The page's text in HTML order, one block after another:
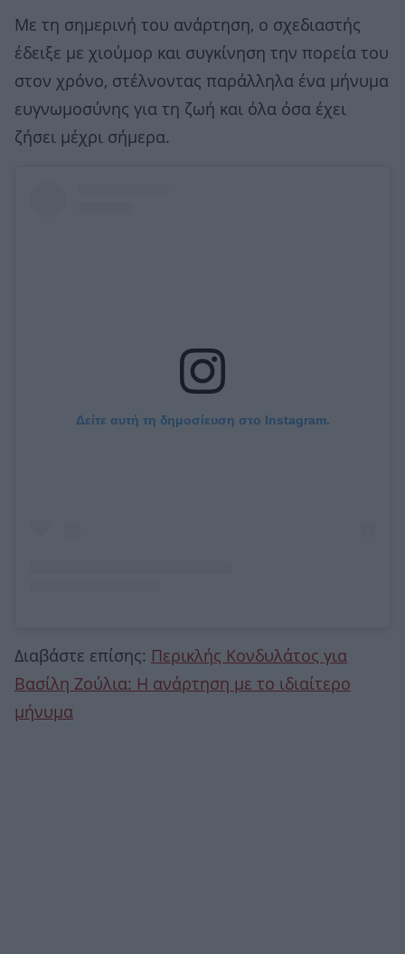
Με τη σημερινή του ανάρτηση, ο σχεδιαστής
έδειξε με χιούμορ και συγκίνηση την πορεία του
στον χρόνο, στέλνοντας παράλληλα ένα μήνυμα
ευγνωμοσύνης για τη ζωή και όλα όσα έχει
ζήσει μέχρι σήμερα.
Δείτε αυτή τη δημοσίευση στο Instagram.
Διαβάστε επίσης: Περικλής Κονδυλάτος για
Βασίλη Ζούλια: Η ανάρτηση με το ιδιαίτερο
μήνυμα